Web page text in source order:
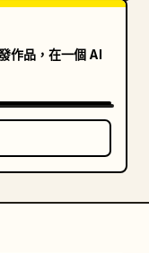
作品，在一個 AI